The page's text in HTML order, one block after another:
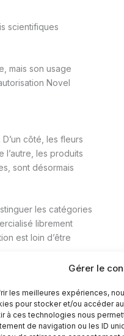
Gérer le
les meilleures expériences,
pour stocker et/ou accéder
à ces technologies nous
de navigation ou les ID
scientifiques
mais son usage
Novel
côté, les fleurs
l’autre, les produits
sont désormais
les catégories
librement
est loin d’être
Article suivant